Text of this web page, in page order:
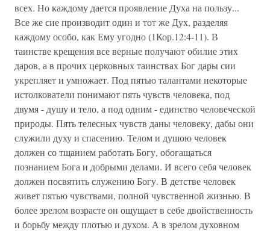
всех. Но каждому дается проявление Духа на пользу...
Все же сие производит один и тот же Дух, разделяя
каждому особо, как Ему угодно (1Кор.12:4-11). В
таинстве крещения все верные получают обилие этих
даров, а в прочих церковных таинствах Бог дары сии
укрепляет и умножает. Под пятью талантами некоторые
истолкователи понимают пять чувств человека, под
двумя - душу и тело, а под одним - единство человеческой
природы. Пять телесных чувств даны человеку, дабы они
служили духу и спасению. Телом и душою человек
должен со тщанием работать Богу, обогащаться
познанием Бога и добрыми делами. И всего себя человек
должен посвятить служению Богу. В детстве человек
живет пятью чувствами, полной чувственной жизнью. В
более зрелом возрасте он ощущает в себе двойственность
и борьбу между плотью и духом. А в зрелом духовном